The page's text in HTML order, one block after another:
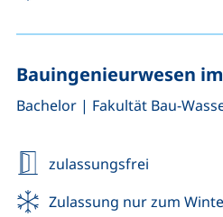
Bauingenieurwesen
Bachelor, | Fakultät Bau-
zulassungsfrei
Zulassung nur zum